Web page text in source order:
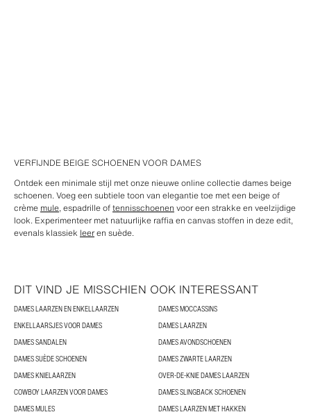
VERFIJNDE BEIGE SCHOENEN VOOR DAMES
Ontdek een minimale stijl met onze nieuwe online collectie dames beige
schoenen. Voeg een subtiele toon van elegantie toe met een beige of
crème mule, espadrille oftennisschoenen voor een strakke en veelzijdige
look. Experimenteer met natuurlijke raffia en canvas stoffen in deze edit,
evenals klassiek leeren suède.
DIT VIND JE MISSCHIEN OOK INTERESSANT
DAMES LAARZEN EN ENKELLAARZEN
DAMES MOCCASSINS
ENKELLAARSJES VOOR DAMES
DAMES LAARZEN
DAMES SANDALEN
DAMES AVONDSCHOENEN
DAMES SUÈDE SCHOENEN
DAMES ZWARTE LAARZEN
DAMES KNIELAARZEN
OVER-DE-KNIE DAMES LAARZEN
COWBOY LAARZEN VOOR DAMES
DAMES SLINGBACK SCHOENEN
DAMES MULES
DAMES LAARZEN MET HAKKEN